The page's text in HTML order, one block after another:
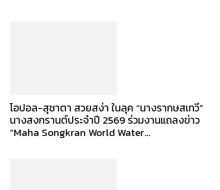
โอปอล-สุชาตา สวยสง่า ในลุค “นางรากษสเทวี”
นางสงกรานต์ประจำปี 2569 ร่วมงานแถลงข่าว
“Maha Songkran World Water...